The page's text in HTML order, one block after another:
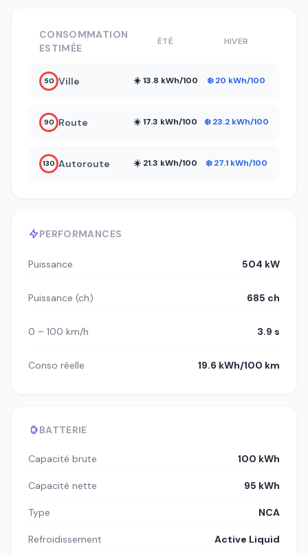
PERFORMANCES
Puissance 504 kW
Puissance (ch) 685 ch
0 – 100 km/h 3.9 s
Conso réelle 19.6 kWh/100 km
BATTERIE
Capacité brute 100 kWh
Capacité nette 95 kWh
Type NCA
Refroidissement Active Liquid
CONSOMMATION
ESTIMÉE
ÉTÉ HIVER
50 Ville ☀️ 13.8 kWh/100 ❄️ 20 kWh/100
90 Route ☀️ 17.3 kWh/100 ❄️ 23.2 kWh/100
130 Autoroute ☀️ 21.3 kWh/100 ❄️ 27.1 kWh/100